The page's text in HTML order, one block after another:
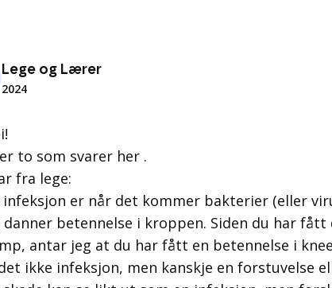
Lege og Lærer
2024
to som svarer her .
fra lege:
infeksjon er når det kommer bakterier (eller
danner betennelse i kroppen. Siden du har
antar jeg at du har fått en betennelse i
ikke infeksjon, men kanskje en forstuvelse